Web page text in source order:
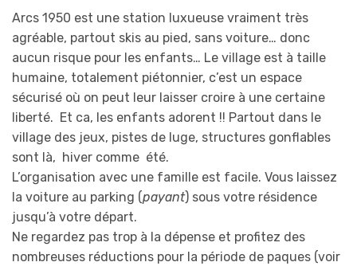
Arcs 1950 est une station luxueuse vraiment très
agréable, partout skis au pied, sans voiture… donc
aucun risque pour les enfants… Le village est à taille
humaine, totalement piétonnier, c’est un espace
sécurisé où on peut leur laisser croire à une certaine
liberté. Et ca, les enfants adorent !! Partout dans le
village des jeux, pistes de luge, structures gonflables
sont là, hiver comme été.
L’organisation avec une famille est facile. Vous laissez
la voiture au parking (payant) sous votre résidence
jusqu’à votre départ.
Ne regardez pas trop à la dépense et profitez des
nombreuses réductions pour la période de paques (voir